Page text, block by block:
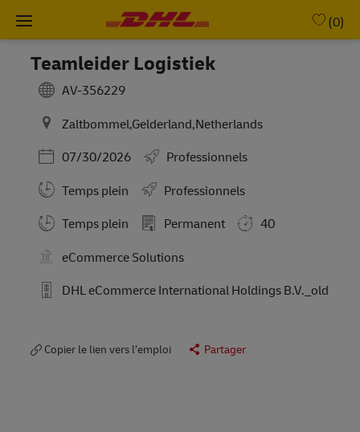
(0)
Teamleider Logistiek
AV-356229
Zaltbommel,Gelderland,Netherlands
Posted Date
07/30/2026
Professionnels
Temps plein
Professionnels
Working Hours
Temps plein Permanent
40
eCommerce Solutions
DHL eCommerce International Holdings B.V._old
Copier le lien vers l’emploi Partager